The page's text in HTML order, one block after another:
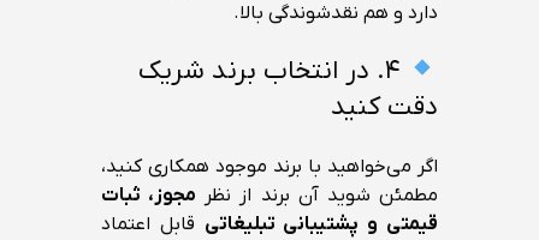
دارد و هم نقدشوندگی بالا.
۴. در انتخاب برند شریک
دقت کنید
اگر می‌خواهید با برند موجود همکاری کنید،
مطمئن شوید آن برند از نظر مجوز، ثبات
قیمتی و پشتیبانی تبلیغاتی قابل اعتماد